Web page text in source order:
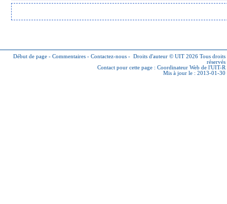
Début de page - Commentaires - Contactez-nous - Droits d'auteur © UIT 2026 Tous droits
réservés
Contact pour cette page : Coordinateur Web de l'UIT-R
Mis à jour le : 2013-01-30